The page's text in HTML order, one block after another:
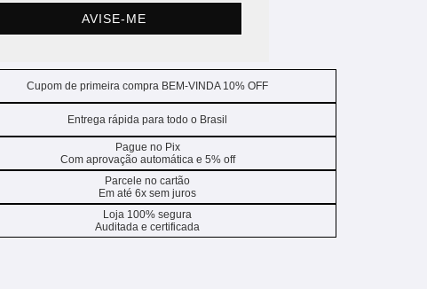
AVISE-ME
Cupom de primeira compra BEM-VINDA 10% OFF
Entrega rápida para todo o Brasil
Pague no Pix
Com aprovação automática e 5% off
Parcele no cartão
Em até 6x sem juros
Loja 100% segura
Auditada e certificada